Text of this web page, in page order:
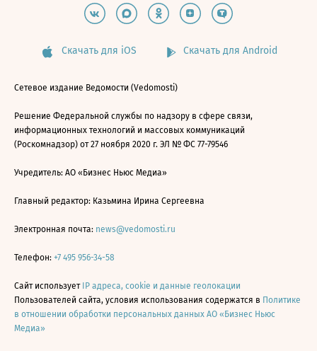
Скачать для iOS Скачать для Android
Сетевое издание Ведомости (Vedomosti)
Решение Федеральной службы по надзору в сфере связи,
информационных технологий и массовых коммуникаций
(Роскомнадзор) от 27 ноября 2020 г. ЭЛ № ФС 77-79546
Учредитель: АО «Бизнес Ньюс Медиа»
Главный редактор: Казьмина Ирина Сергеевна
Электронная почта: news@vedomosti.ru
Телефон: +7 495 956-34-58
Сайт использует IP адреса, cookie и данные геолокации
Пользователей сайта, условия использования содержатся в Политике
в отношении обработки персональных данных АО «Бизнес Ньюс
Медиа»